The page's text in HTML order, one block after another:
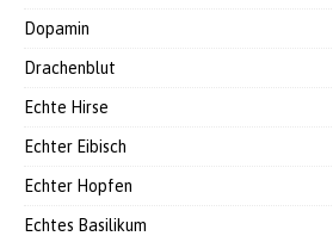
Dopamin
Drachenblut
Echte Hirse
Echter Eibisch
Echter Hopfen
Echtes Basilikum